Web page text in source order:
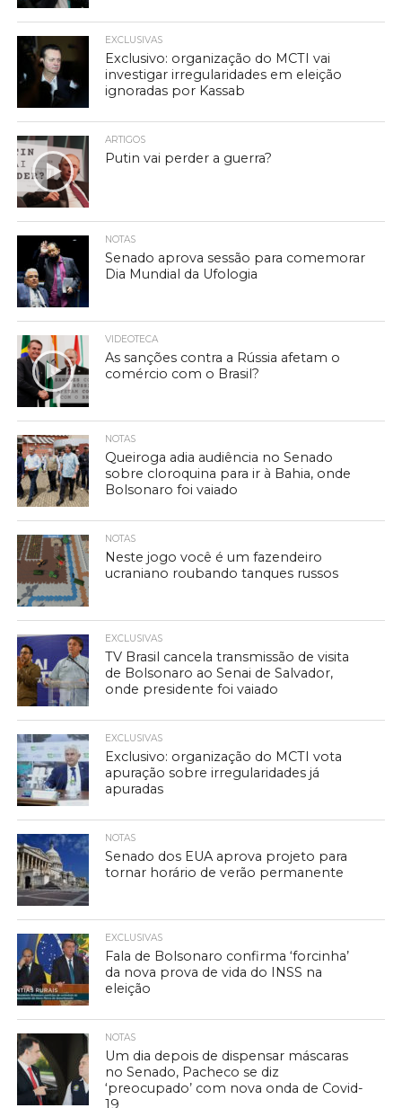
EXCLUSIVAS
Exclusivo: organização do MCTI vai
investigar irregularidades em eleição
ignoradas por Kassab
ARTIGOS
Putin vai perder a guerra?
NOTAS
Senado aprova sessão para comemorar
Dia Mundial da Ufologia
VIDEOTECA
As sanções contra a Rússia afetam o
comércio com o Brasil?
NOTAS
Queiroga adia audiência no Senado
sobre cloroquina para ir à Bahia, onde
Bolsonaro foi vaiado
NOTAS
Neste jogo você é um fazendeiro
ucraniano roubando tanques russos
EXCLUSIVAS
TV Brasil cancela transmissão de visita
de Bolsonaro ao Senai de Salvador,
onde presidente foi vaiado
EXCLUSIVAS
Exclusivo: organização do MCTI vota
apuração sobre irregularidades já
apuradas
NOTAS
Senado dos EUA aprova projeto para
tornar horário de verão permanente
EXCLUSIVAS
Fala de Bolsonaro confirma ‘forcinha’
da nova prova de vida do INSS na
eleição
NOTAS
Um dia depois de dispensar máscaras
no Senado, Pacheco se diz
‘preocupado’ com nova onda de Covid-
19